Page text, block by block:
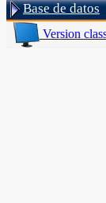
Base de datos
Version